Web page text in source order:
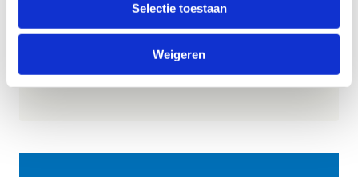
Selectie toestaan
Weigeren
Help jouw leerlingen hun ideale sportmatch te
Meer info vind je opSportKompas.be